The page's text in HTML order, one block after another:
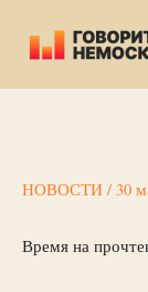
содержимому
НОВОСТИ / 30
Время на